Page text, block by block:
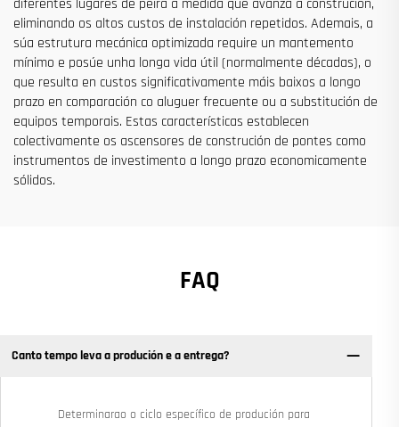
diferentes lugares de peira a medida que avanza a construción,
eliminando os altos custos de instalación repetidos. Ademais, a
súa estrutura mecánica optimizada require un mantemento
mínimo e posúe unha longa vida útil (normalmente décadas), o
que resulta en custos significativamente máis baixos a longo
prazo en comparación co aluguer frecuente ou a substitución de
equipos temporais. Estas características establecen
colectivamente os ascensores de construción de pontes como
instrumentos de investimento a longo prazo economicamente
sólidos.
FAQ
Canto tempo leva a produción e a entrega?
Determinarao o ciclo específico de produción para